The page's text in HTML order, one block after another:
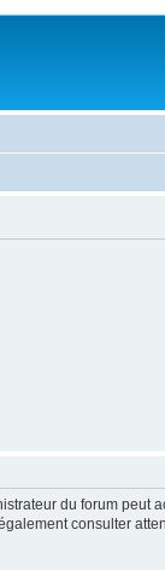
du forum
consulter